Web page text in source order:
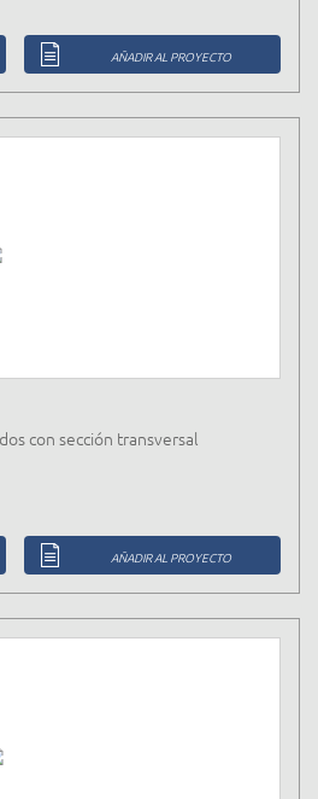
AÑADIR AL PROYECTO
con sección transversal
AÑADIR AL PROYECTO